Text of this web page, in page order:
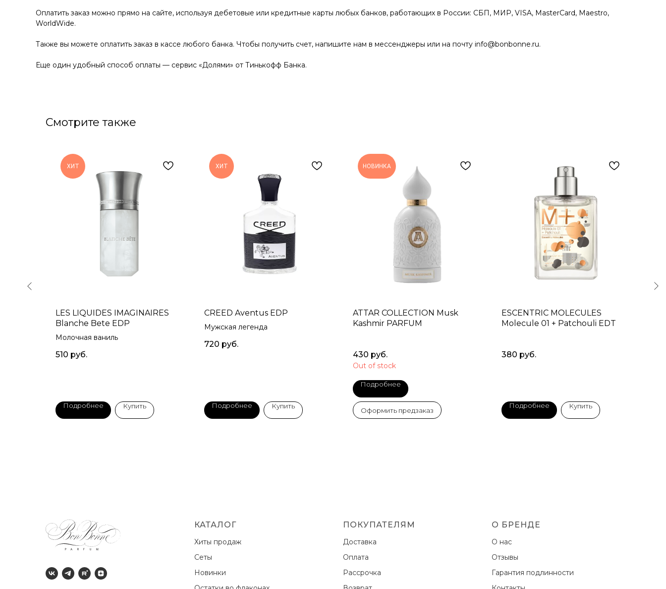
Оплатить заказ можно прямо на сайте, используя дебетовые или кредитные карты любых банков, работающих в России: СБП, МИР, VISA, MasterCard, Maestro,
WorldWide.
Также вы можете оплатить заказ в кассе любого банка. Чтобы получить счет, напишите нам в мессенджеры или на почту info@bonbonne.ru.
Еще один удобный способ оплаты — сервис «Долями» от Тинькофф Банка.
Смотрите также
ХИТ
LES LIQUIDES IMAGINAIRES
Blanche Bete EDP
Молочная ваниль
510 руб.
Подробнее Купить
ХИТ
CREED Aventus EDP
Мужская легенда
720 руб.
Подробнее Купить
НОВИНКА
ATTAR COLLECTION Musk
Kashmir PARFUM
430 руб.
Out of stock
Подробнее
Оформить предзаказ
ESCENTRIC MOLECULES
Molecule 01 + Patchouli EDT
380 руб.
Подробнее Купить
КАТАЛОГ
Хиты продаж
Сеты
Новинки
ПОКУПАТЕЛЯМ
Доставка
Оплата
Рассрочка
О БРЕНДЕ
О нас
Отзывы
Гарантия подлинности